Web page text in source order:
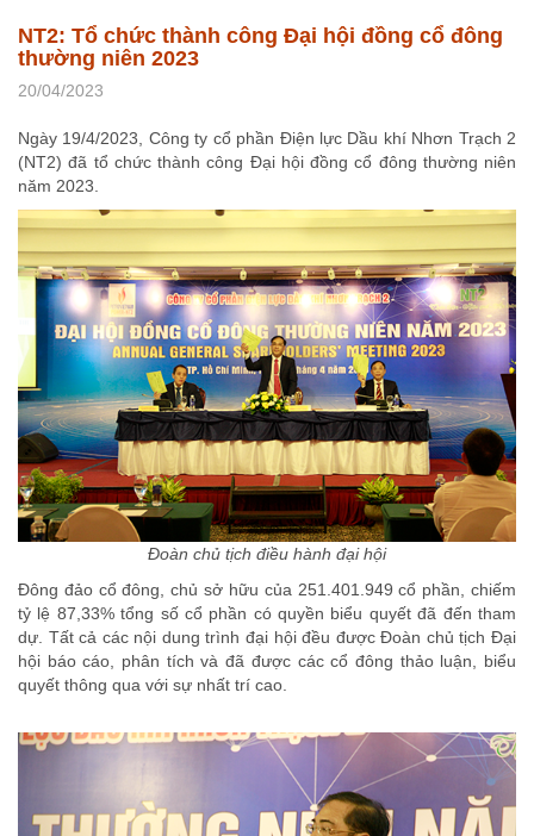
NT2: Tổ chức thành công Đại hội đồng cổ đông
thường niên 2023
20/04/2023
Ngày 19/4/2023, Công ty cổ phần Điện lực Dầu khí Nhơn Trạch 2
(NT2) đã tổ chức thành công Đại hội đồng cổ đông thường niên
năm 2023.
Đoàn chủ tịch điều hành đại hội
Đông đảo cổ đông, chủ sở hữu của 251.401.949 cổ phần, chiếm
tỷ lệ 87,33% tổng số cổ phần có quyền biểu quyết đã đến tham
dự. Tất cả các nội dung trình đại hội đều được Đoàn chủ tịch Đại
hội báo cáo, phân tích và đã được các cổ đông thảo luận, biểu
quyết thông qua với sự nhất trí cao.